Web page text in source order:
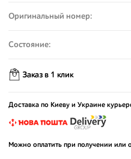
Оригинальный номер:
Состояние:
Заказ в 1 клик
Доставка по Киеву и Украине
Можно оплатить при получении или